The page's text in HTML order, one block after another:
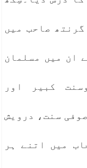
صاحب میں
ان میں مسلمان
کبیر اور
سنت، درویش
میں اتنے ہر